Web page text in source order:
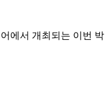
에서 개최되는 이번 박